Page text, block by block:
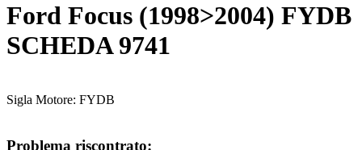
Ford Focus (1998>2004) FYDB
SCHEDA 9741
Sigla Motore: FYDB
Problema riscontrato: